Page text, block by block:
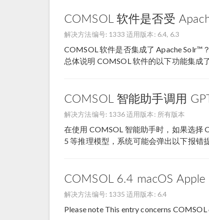
COMSOL 软件是否受
解决方法编号: 1333 适用版本: 6.4, 6.3
COMSOL 软件是否集成了 Apache Solr™
总体说明 COMSOL 软件的以下功能集成
COMSOL 智能助手调用
解决方法编号: 1336适用版本: 所有版本
在使用 COMSOL 智能助手时，如果选择
5 等推理模型，系统可能会弹出以下报错
COMSOL 6.4 macOS
解决方法编号: 1335 适用版本: 6.4
Please note This entry concerns COMSOL